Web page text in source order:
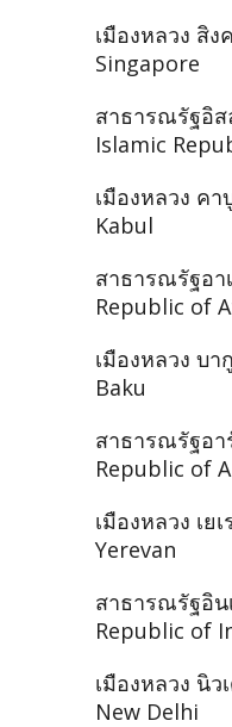
เมืองหลวง สิง
Singapore
สาธารณรัฐอิ
Islamic
เมืองหลวง คา
Kabul
สาธารณรัฐอา
Republic of
เมืองหลวง บากู
Baku
สาธารณรัฐอา
Republic of
เมืองหลวง เย
Yerevan
สาธารณรัฐอิน
Republic of
เมืองหลวง นิว
New Delhi